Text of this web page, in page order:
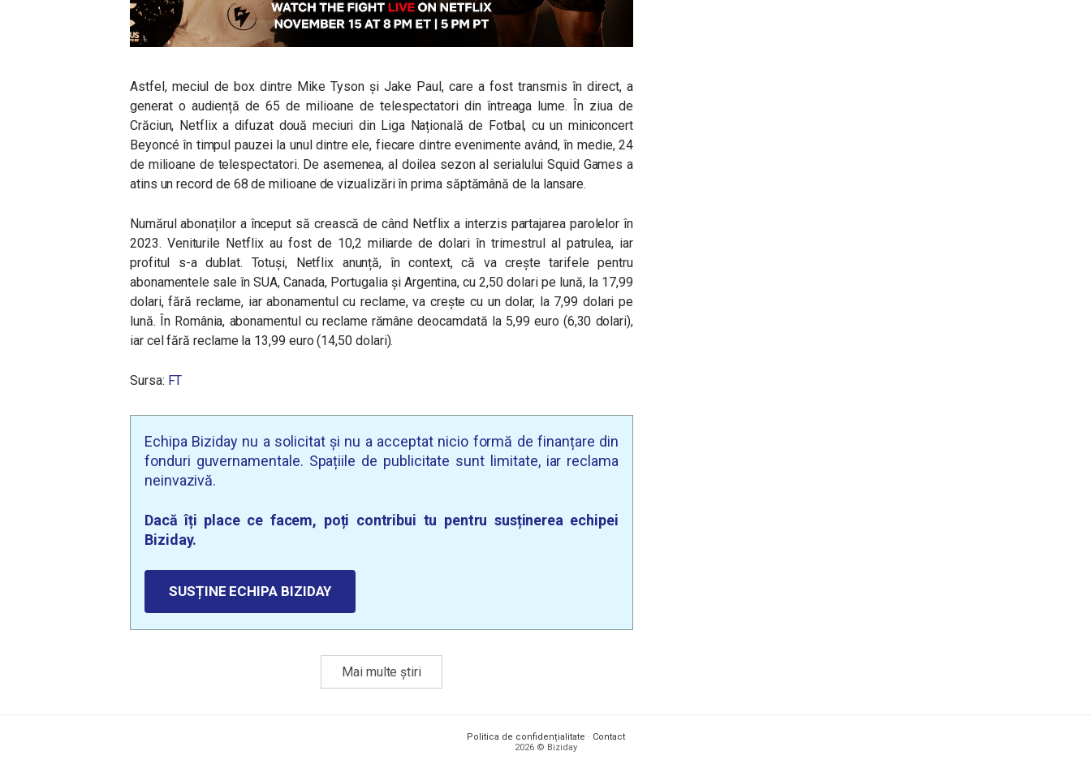
Astfel, meciul de box dintre Mike Tyson și Jake Paul, care a fost transmis în direct, a
generat o audiență de 65 de milioane de telespectatori din întreaga lume. În ziua de
Crăciun, Netflix a difuzat două meciuri din Liga Națională de Fotbal, cu un miniconcert
Beyoncé în timpul pauzei la unul dintre ele, fiecare dintre evenimente având, în medie, 24
de milioane de telespectatori. De asemenea, al doilea sezon al serialului Squid Games a
atins un record de 68 de milioane de vizualizări în prima săptămână de la lansare.
Numărul abonaților a început să crească de când Netflix a interzis partajarea parolelor în
2023. Veniturile Netflix au fost de 10,2 miliarde de dolari în trimestrul al patrulea, iar
profitul s-a dublat. Totuși, Netflix anunță, în context, că va crește tarifele pentru
abonamentele sale în SUA, Canada, Portugalia și Argentina, cu 2,50 dolari pe lună, la 17,99
dolari, fără reclame, iar abonamentul cu reclame, va crește cu un dolar, la 7,99 dolari pe
lună. În România, abonamentul cu reclame rămâne deocamdată la 5,99 euro (6,30 dolari),
iar cel fără reclame la 13,99 euro (14,50 dolari).
Sursa: FT
Echipa Biziday nu a solicitat și nu a acceptat nicio formă de finanțare din
fonduri guvernamentale. Spațiile de publicitate sunt limitate, iar reclama
neinvazivă.
Dacă îți place ce facem, poți contribui tu pentru susținerea echipei
Biziday.
SUSȚINE ECHIPA BIZIDAY
Mai multe știri
Politica de confidențialitate · Contact
2026 © Biziday